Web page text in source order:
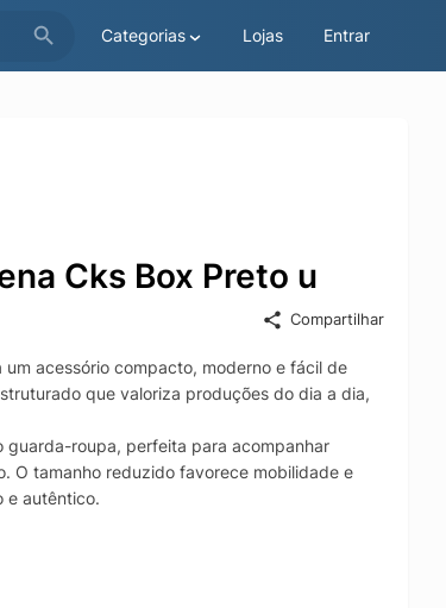
Categorias Lojas Entrar
Cks Box Preto u
Compartilhar
um acessório compacto, moderno e fácil de
que valoriza produções do dia a dia,
guarda-roupa, perfeita para acompanhar
O tamanho reduzido favorece mobilidade e
e autêntico.